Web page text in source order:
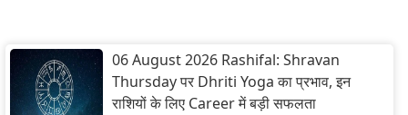
06 August 2026 Rashifal: Shravan
Thursday पर Dhriti Yoga का प्रभाव, इन
राशियों के लिए Career में बड़ी सफलता